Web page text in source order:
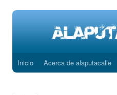
Saltar
Inicio Acerca de alaputacalle